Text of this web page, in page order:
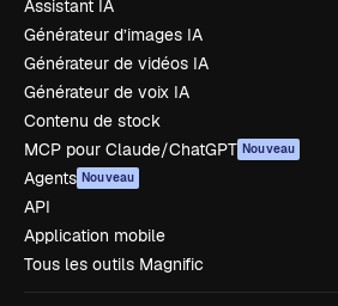
Assistant IA
Générateur d’images IA
Générateur de vidéos IA
Générateur de voix IA
Contenu de stock
MCP pour Claude/ChatGPT Nouveau
Agents Nouveau
API
Application mobile
Tous les outils Magnific